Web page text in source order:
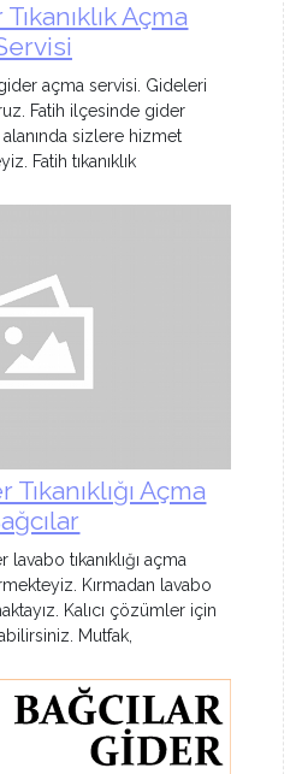
Açma
açma servisi. Gideleri
Fatih ilçesinde gider
alanında sizlere hizmet
Fatih tıkanıklık
Açma
lavabo tıkanıklığı açma
Kırmadan lavabo
Kalıcı çözümler için
Mutfak,